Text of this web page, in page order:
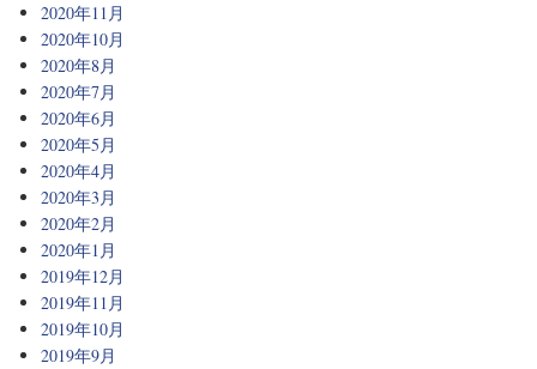
2020年11月
2020年10月
2020年8月
2020年7月
2020年6月
2020年5月
2020年4月
2020年3月
2020年2月
2020年1月
2019年12月
2019年11月
2019年10月
2019年9月